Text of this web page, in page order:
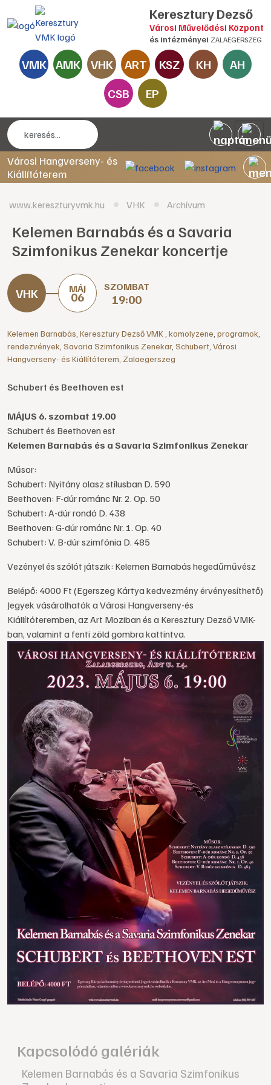
Keresztury Dezső
Városi Művelődési Központ
és intézményei ZALAEGERSZEG
VMK AMK VHK ART KSZ KH
AH
CSB
EP
Városi Hangverseny- és
Kiállítóterem
www.kereszturyvmk.hu VHK Archívum
Kelemen Barnabás és a Savaria
Szimfonikus Zenekar koncertje
MÁJ
06
SZOMBAT
19:00
Kelemen Barnabás Keresztury Dezső VMK komolyzene programok
rendezvények Savaria Szimfonikus Zenekar, Schubert Városi
Hangverseny- és Kiállítóterem Zalaegerszeg
Schubert és Beethoven est
MÁJUS 6. szombat 19.00
Schubert és Beethoven est
Kelemen Barnabás és a Savaria Szimfonikus Zenekar
Műsor:
Schubert: Nyitány olasz stílusban D. 590
Beethoven: F-dúr románc Nr. 2. Op. 50
Schubert: A-dúr rondó D. 438
Beethoven: G-dúr románc Nr. 1. Op. 40
Schubert: V. B-dúr szimfónia D. 485
Vezényel és szólót játszik: Kelemen Barnabás hegedűművész
Belépő: 4000 Ft (Egerszeg Kártya kedvezmény érvényesíthető)
Jegyek vásárolhatók a Városi Hangverseny-és
Kiállítóteremben, az Art Moziban és a Keresztury Dezső VMK-
ban, valamint a fenti zöld gombra kattintva.
Kapcsolódó galériák
Kelemen Barnabás és a Savaria Szimfonikus